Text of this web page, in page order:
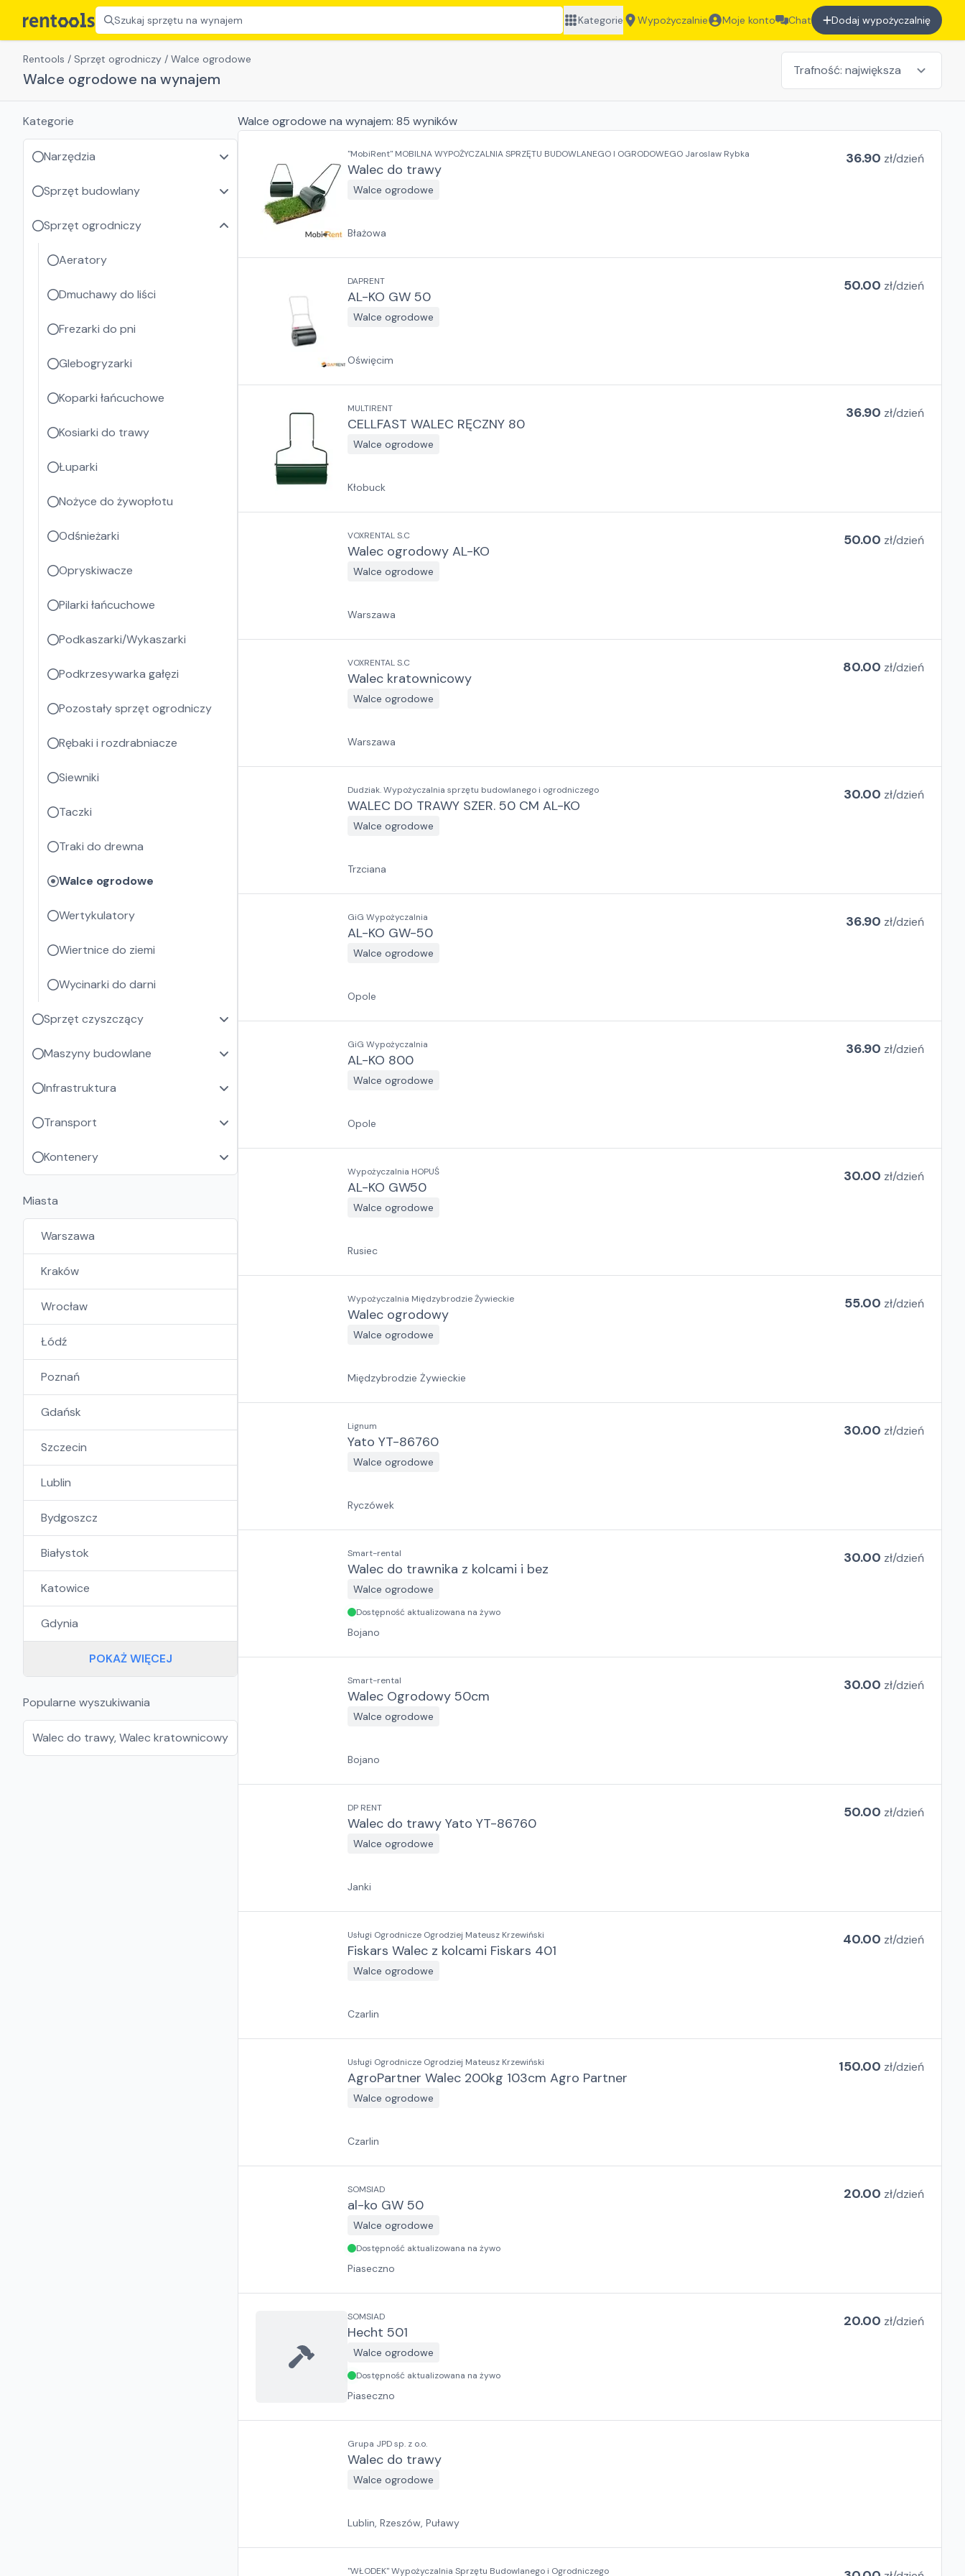
Szukaj sprzętu na wynajem Kategorie Wypożyczalnie Moje konto Chat Dodaj wypożyczalnię
Rentools / Sprzęt ogrodniczy / Walce ogrodowe
Walce ogrodowe na wynajem
Walce ogrodowe na wynajem: 85 wyników
"MobiRent" MOBILNA WYPOŻYCZALNIA SPRZĘTU BUDOWLANEGO I OGRODOWEGO Jaroslaw Rybka
Walec do trawy
Walce ogrodowe
36.90 zł/dzień
Błażowa
DAPRENT
AL-KO GW 50
Walce ogrodowe
50.00 zł/dzień
Oświęcim
MULTIRENT
CELLFAST WALEC RĘCZNY 80
Walce ogrodowe
36.90 zł/dzień
Kłobuck
VOXRENTAL S.C
Walec ogrodowy AL-KO
Walce ogrodowe
50.00 zł/dzień
Warszawa
VOXRENTAL S.C
Walec kratownicowy
Walce ogrodowe
80.00 zł/dzień
Warszawa
Dudziak. Wypożyczalnia sprzętu budowlanego i ogrodniczego
WALEC DO TRAWY SZER. 50 CM AL-KO
Walce ogrodowe
30.00 zł/dzień
Trzciana
GiG Wypożyczalnia
AL-KO GW-50
Walce ogrodowe
36.90 zł/dzień
Opole
GiG Wypożyczalnia
AL-KO 800
Walce ogrodowe
36.90 zł/dzień
Opole
Wypożyczalnia HOPUŚ
AL-KO GW50
Walce ogrodowe
30.00 zł/dzień
Rusiec
Wypożyczalnia Międzybrodzie Żywieckie
Walec ogrodowy
Walce ogrodowe
55.00 zł/dzień
Międzybrodzie Żywieckie
Lignum
Yato YT-86760
Walce ogrodowe
30.00 zł/dzień
Ryczówek
Smart-rental
Walec do trawnika z kolcami i bez
Walce ogrodowe
30.00 zł/dzień
Dostępność aktualizowana na żywo
Bojano
Smart-rental
Walec Ogrodowy 50cm
Walce ogrodowe
30.00 zł/dzień
Bojano
DP RENT
Walec do trawy Yato YT-86760
Walce ogrodowe
50.00 zł/dzień
Janki
Usługi Ogrodnicze Ogrodziej Mateusz Krzewiński
Fiskars Walec z kolcami Fiskars 401
Walce ogrodowe
40.00 zł/dzień
Czarlin
Usługi Ogrodnicze Ogrodziej Mateusz Krzewiński
AgroPartner Walec 200kg 103cm Agro Partner
Walce ogrodowe
150.00 zł/dzień
Czarlin
SOMSIAD
al-ko GW 50
Walce ogrodowe
20.00 zł/dzień
Dostępność aktualizowana na żywo
Piaseczno
SOMSIAD
Hecht 501
Walce ogrodowe
20.00 zł/dzień
Dostępność aktualizowana na żywo
Piaseczno
Grupa JPD sp. z o.o.
Walec do trawy
Walce ogrodowe
Lublin, Rzeszów, Puławy
"WŁODEK" Wypożyczalnia Sprzętu Budowlanego i Ogrodniczego
Kategorie
Narzędzia
Sprzęt budowlany
Sprzęt ogrodniczy
Aeratory
Dmuchawy do liści
Frezarki do pni
Glebogryzarki
Koparki łańcuchowe
Kosiarki do trawy
Łuparki
Nożyce do żywopłotu
Odśnieżarki
Opryskiwacze
Pilarki łańcuchowe
Podkaszarki/Wykaszarki
Podkrzesywarka gałęzi
Pozostały sprzęt ogrodniczy
Rębaki i rozdrabniacze
Siewniki
Taczki
Traki do drewna
Walce ogrodowe
Wertykulatory
Wiertnice do ziemi
Wycinarki do darni
Sprzęt czyszczący
Maszyny budowlane
Infrastruktura
Transport
Kontenery
Miasta
Warszawa
Kraków
Wrocław
Łódź
Poznań
Gdańsk
Szczecin
Lublin
Bydgoszcz
Białystok
Katowice
Gdynia
POKAŻ WIĘCEJ
Popularne wyszukiwania
Walec do trawy,Walec kratownicowy